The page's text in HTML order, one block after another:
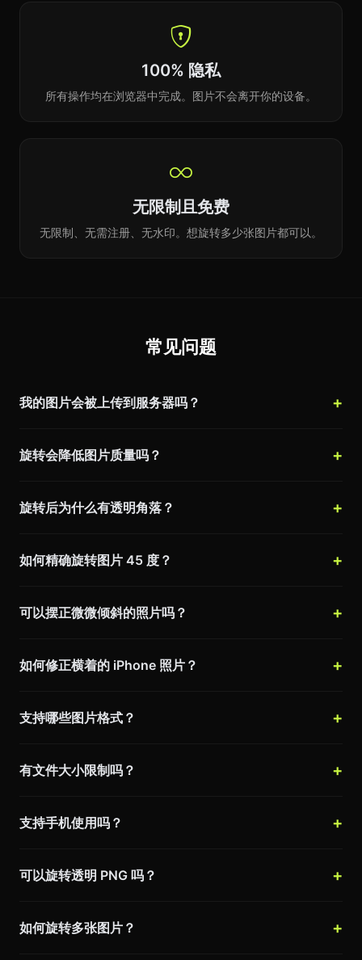
100% 隐私
所有操作均在浏览器中完成。图片不会离开你的设备。
无限制且免费
无限制、无需注册、无水印。想旋转多少张图片都可以。
常见问题
我的图片会被上传到服务器吗？
旋转会降低图片质量吗？
旋转后为什么有透明角落？
如何精确旋转图片 45 度？
可以摆正微微倾斜的照片吗？
如何修正横着的 iPhone 照片？
支持哪些图片格式？
有文件大小限制吗？
支持手机使用吗？
可以旋转透明 PNG 吗？
如何旋转多张图片？